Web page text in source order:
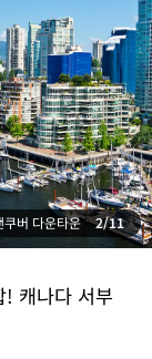
쿠버 다운타운 2/11
! 캐나다 서부